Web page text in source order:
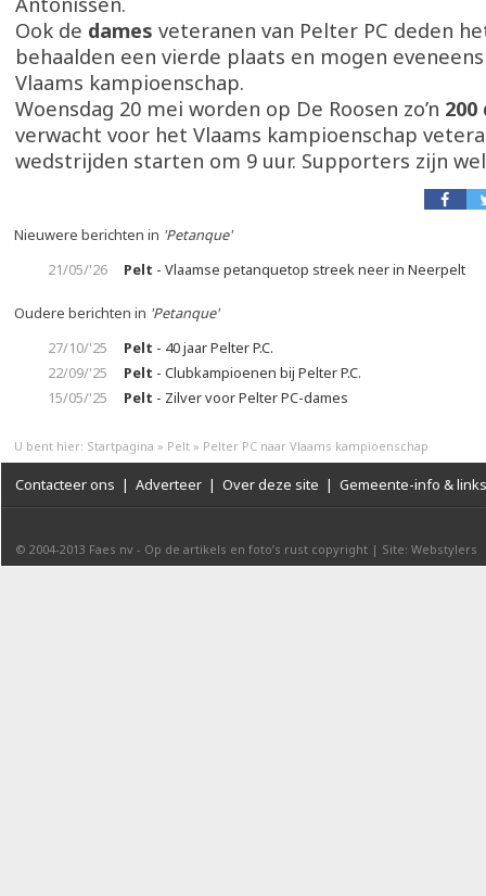
Ook de dames veteranen van Pelter PC deden
behaalden een vierde plaats en mogen
Vlaams kampioenschap.
Woensdag 20 mei worden op De Roosen zo’n
verwacht voor het Vlaams kampioenschap
wedstrijden starten om 9 uur. Supporters zijn
Nieuwere berichten in 'Petanque'
21/05/'26
Pelt - Vlaamse petanquetop streek neer in Neerpelt
Oudere berichten in 'Petanque'
27/10/'25
Pelt - 40 jaar Pelter P.C.
22/09/'25
Pelt - Clubkampioenen bij Pelter P.C.
15/05/'25
Pelt - Zilver voor Pelter PC-dames
U bent hier: Startpagina » Pelt » Pelter PC naar Vlaams kampioenschap
Contacteer ons | Adverteer | Over deze site | Gemeente-info & links
© 2004-2013 Faes nv - Op de artikels en foto’s rust copyright | Site: Webstylers